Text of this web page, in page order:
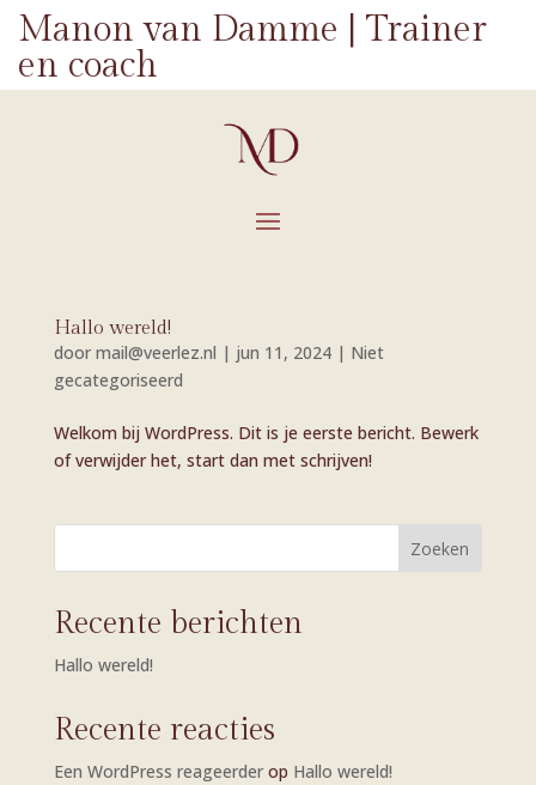
Manon van Damme | Trainer
en coach
Hallo wereld!
door mail@veerlez.nl | jun 11, 2024| Niet
gecategoriseerd
Welkom bij WordPress. Dit is je eerste bericht. Bewerk
of verwijder het, start dan met schrijven!
Zoeken
Recente berichten
Hallo wereld!
Recente reacties
Een WordPress reageerderop Hallo wereld!